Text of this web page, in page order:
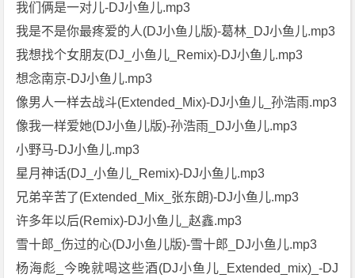
我们俩是一对儿-DJ小鱼儿.mp3
我是不是你最疼爱的人(DJ小鱼儿版)-葛林_DJ小鱼儿.mp3
我想找个女朋友(DJ_小鱼儿_Remix)-DJ小鱼儿.mp3
想念南京-DJ小鱼儿.mp3
像男人一样去战斗(Extended_Mix)-DJ小鱼儿_孙浩雨.mp3
像我一样爱她(DJ小鱼儿版)-孙浩雨_DJ小鱼儿.mp3
小野马-DJ小鱼儿.mp3
星月神话(DJ_小鱼儿_Remix)-DJ小鱼儿.mp3
兄弟辛苦了(Extended_Mix_张东朗)-DJ小鱼儿.mp3
许多年以后(Remix)-DJ小鱼儿_赵鑫.mp3
雪十郎_伤过的心(DJ小鱼儿版)-雪十郎_DJ小鱼儿.mp3
杨海彪_今晚就喝这些酒(DJ小鱼儿_Extended_mix)_-DJ